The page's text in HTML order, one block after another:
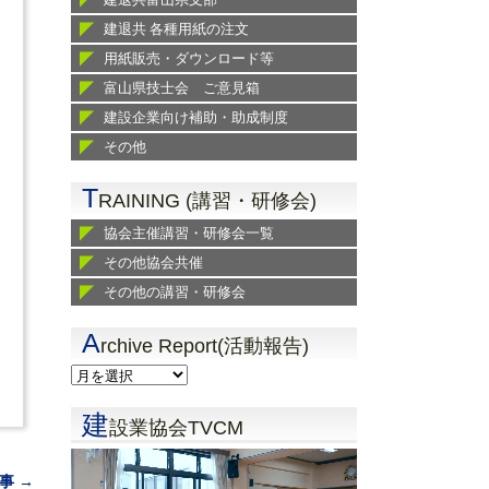
→
建退共 各種用紙の注文
用紙販売・ダウンロード等
富山県技士会 ご意見箱
建設企業向け補助・助成制度
その他
TRAINING (講習・研修会)
協会主催講習・研修会一覧
その他協会共催
その他の講習・研修会
Archive Report(活動報告)
建設業協会TVCM